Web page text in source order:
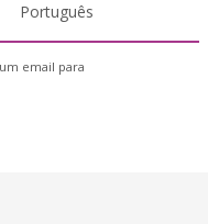
Português
email para